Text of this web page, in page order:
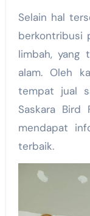
Selain hal
berkontribusi
limbah, yang
alam. Oleh
tempat jual
Saskara Bird
mendapat
terbaik.